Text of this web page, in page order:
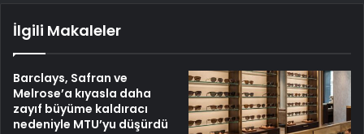
İlgili Makaleler
Barclays, Safran ve
Melrose’a kıyasla daha
zayıf büyüme kaldıracı
nedeniyle MTU’yu düşürdü